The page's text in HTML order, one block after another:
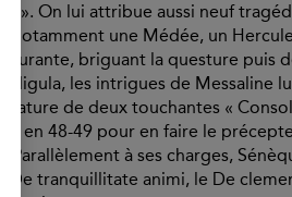
». On lui attribue aussi neuf
notamment une Médée, un
briguant la questure puis
les intrigues de Messaline
de deux touchantes «
en 48-49 pour en faire le
à ses charges,
De tranquillitate animi, le De